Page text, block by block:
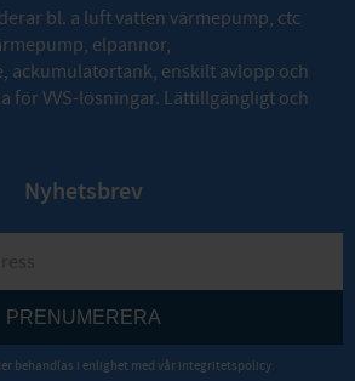
bl. a luft vatten värmepump, ctc
elpannor,
ackumulatortank, enskilt avlopp och
för VVS-lösningar. Lättillgängligt och
Nyhetsbrev
PRENUMERERA
behandlas i enlighet med vår integritetspolicy.